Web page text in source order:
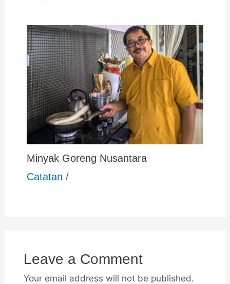
Minyak Goreng Nusantara
Catatan /
Leave a Comment
Your email address will not be published.